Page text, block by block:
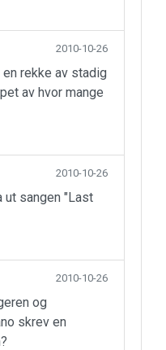
2010-10-26
rekke av stadig
av hvor mange
2010-10-26
ut sangen "Last
2010-10-26
og
skrev en